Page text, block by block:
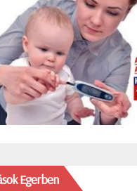
Egerben